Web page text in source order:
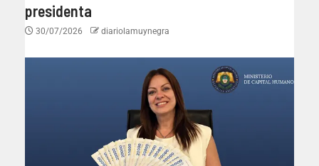
presidenta
30/07/2026 diariolamuynegra